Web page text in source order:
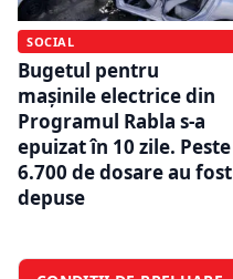
SOCIAL
Bugetul pentru
mașinile electrice din
Programul Rabla s-a
epuizat în 10 zile. Peste
6.700 de dosare au fost
depuse